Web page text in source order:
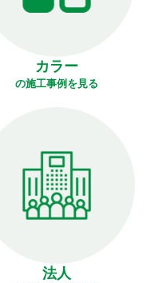
カラー
の施工事例を見る
法人